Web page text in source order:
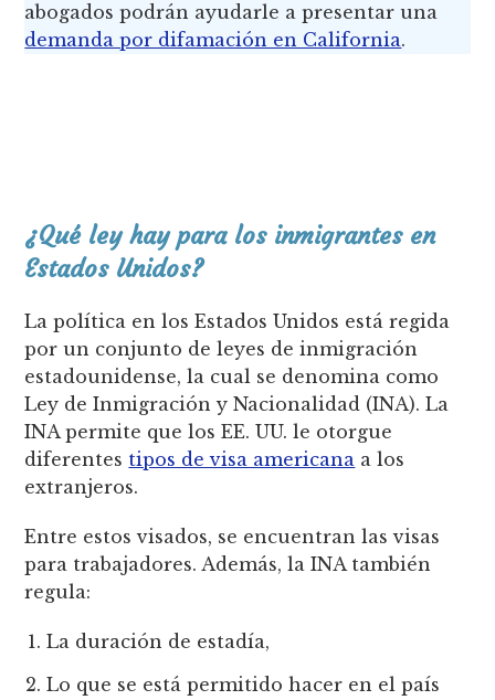
abogados podrán ayudarle a presentar una
demanda por difamación en California.
¿Qué ley hay para los inmigrantes en
Estados Unidos?
La política en los Estados Unidos está regida
por un conjunto de leyes de inmigración
estadounidense, la cual se denomina como
Ley de Inmigración y Nacionalidad (INA). La
INA permite que los EE. UU. le otorgue
diferentes tipos de visa americana a los
extranjeros.
Entre estos visados, se encuentran las visas
para trabajadores. Además, la INA también
regula:
La duración de estadía,
Lo que se está permitido hacer en el país